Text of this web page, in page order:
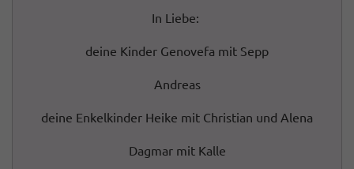
In Liebe:
deine Kinder Genovefa mit Sepp
Andreas
deine Enkelkinder Heike mit Christian und Alena
Dagmar mit Kalle